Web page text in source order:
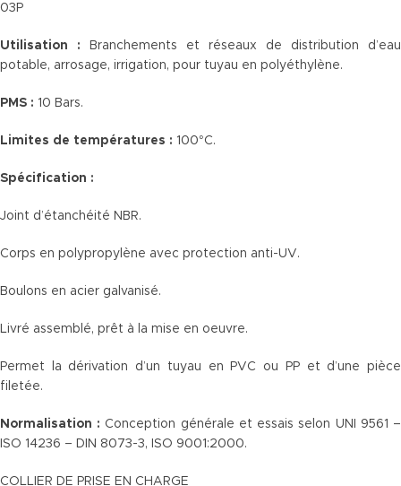
03P
Utilisation : Branchements et réseaux de distribution d’eau
potable, arrosage, irrigation, pour tuyau en polyéthylène.
PMS : 10 Bars.
Limites de températures : 100°C.
Spécification :
Joint d’étanchéité NBR.
Corps en polypropylène avec protection anti-UV.
Boulons en acier galvanisé.
Livré assemblé, prêt à la mise en oeuvre.
Permet la dérivation d’un tuyau en PVC ou PP et d’une pièce
filetée.
Normalisation : Conception générale et essais selon UNI 9561 –
ISO 14236 – DIN 8073-3, ISO 9001:2000.
COLLIER DE PRISE EN CHARGE